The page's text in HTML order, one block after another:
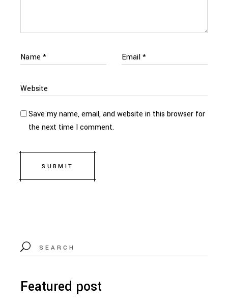
Save my name, email, and website in this browser for
the next time I comment.
SUBMIT
Featured post